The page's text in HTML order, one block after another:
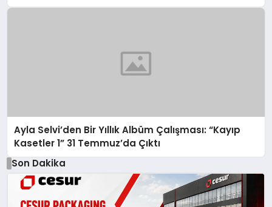
Ayla Selvi’den Bir Yıllık Albüm Çalışması: “Kayıp
Kasetler 1” 31 Temmuz’da Çıktı
Son Dakika